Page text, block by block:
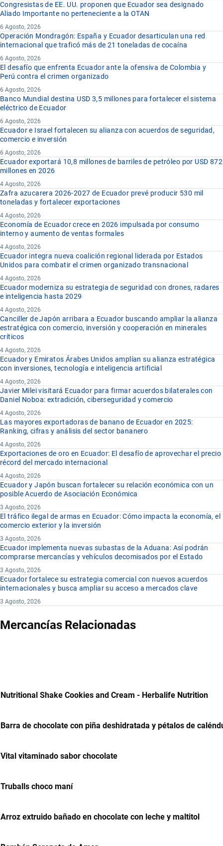
Congresistas de EE. UU. proponen que Ecuador sea designado
Aliado Importante no perteneciente a la OTAN
6 Agosto, 2026
Operación Mondragón: España y Ecuador desarticulan una red
internacional que traficó más de 21 toneladas de cocaína
6 Agosto, 2026
El desafío que enfrenta Ecuador ante la ofensiva de Colombia y
Perú contra el crimen organizado
6 Agosto, 2026
Banco Mundial destina USD 3,5 millones para fortalecer el sistema
eléctrico de Ecuador
6 Agosto, 2026
Ecuador e Israel fortalecen su alianza con acuerdos de seguridad,
comercio e inversión
6 Agosto, 2026
Ecuador exportará 10,8 millones de barriles de petróleo por USD 872
millones en 2026
4 Agosto, 2026
Zafra azucarera 2026-2027 de Ecuador prevé producir 530 mil
toneladas y fortalecer exportaciones
4 Agosto, 2026
Economía de Ecuador crece en 2026 impulsada por consumo
interno y aumento de ventas formales
4 Agosto, 2026
Ecuador integra nueva coalición regional liderada por Estados
Unidos para combatir el crimen organizado transnacional
4 Agosto, 2026
Ecuador moderniza su estrategia de seguridad con drones, radares
e inteligencia hasta 2029
4 Agosto, 2026
Canciller de Japón arribara a Ecuador buscando ampliar la alianza
estratégica con comercio, inversión y cooperación en minerales
críticos
4 Agosto, 2026
Ecuador y Emiratos Árabes Unidos amplían su alianza estratégica
con inversiones, tecnología e inteligencia artificial
4 Agosto, 2026
Javier Milei visitará Ecuador para firmar acuerdos bilaterales con
Daniel Noboa: extradición, ciberseguridad y comercio
4 Agosto, 2026
Las mayores exportadoras de banano de Ecuador en 2025:
Ranking, cifras y análisis del sector bananero
4 Agosto, 2026
Exportaciones de oro en Ecuador: El desafío de aprovechar el precio
récord del mercado internacional
4 Agosto, 2026
Ecuador y Japón buscan fortalecer su relación económica con un
posible Acuerdo de Asociación Económica
3 Agosto, 2026
El tráfico ilegal de armas en Ecuador: Cómo impacta la economía, el
comercio exterior y la inversión
3 Agosto, 2026
Ecuador implementa nuevas subastas de la Aduana: Así podrán
comprarse mercancías y vehículos decomisados por el Estado
3 Agosto, 2026
Ecuador fortalece su estrategia comercial con nuevos acuerdos
internacionales y busca ampliar su acceso a mercados clave
3 Agosto, 2026
Mercancías Relacionadas
Nutritional Shake Cookies and Cream - Herbalife Nutrition
Barra de chocolate con piña deshidratada y pétalos de
Vital vitaminado sabor chocolate
Truballs choco maní
Arroz extruido bañado en chocolate con leche y maltitol